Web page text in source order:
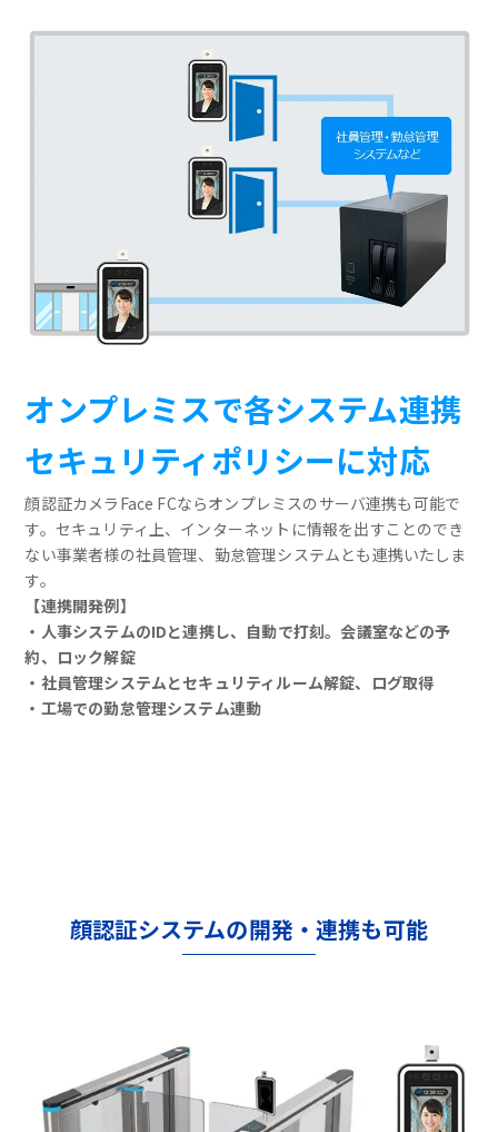
オンプレミスで各システム連携
セキュリティポリシーに対応
顔認証カメラFace FCならオンプレミスのサーバ連携も可能で
す。セキュリティ上、インターネットに情報を出すことのでき
ない事業者様の社員管理、勤怠管理システムとも連携いたしま
す。
【連携開発例】
・人事システムのIDと連携し、自動で打刻。会議室などの予
約、ロック解錠
・社員管理システムとセキュリティルーム解錠、ログ取得
・工場での勤怠管理システム連動
顔認証システムの開発・連携も可能